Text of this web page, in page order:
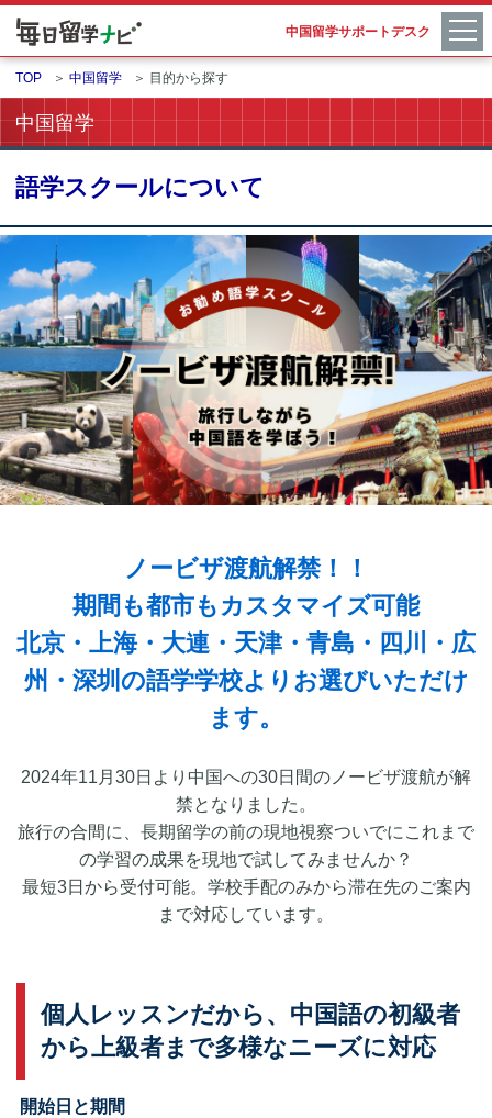
中国留学サポートデスク
TOP ＞ 中国留学 ＞ 目的から探す
中国留学
語学スクールについて
ノービザ渡航解禁！！
期間も都市もカスタマイズ可能
北京・上海・大連・天津・青島・四川・広
州・深圳の語学学校よりお選びいただけ
ます。
2024年11月30日より中国への30日間のノービザ渡航が解
禁となりました。
旅行の合間に、長期留学の前の現地視察ついでにこれまで
の学習の成果を現地で試してみませんか？
最短3日から受付可能。学校手配のみから滞在先のご案内
まで対応しています。
個人レッスンだから、中国語の初級者
から上級者まで多様なニーズに対応
開始日と期間